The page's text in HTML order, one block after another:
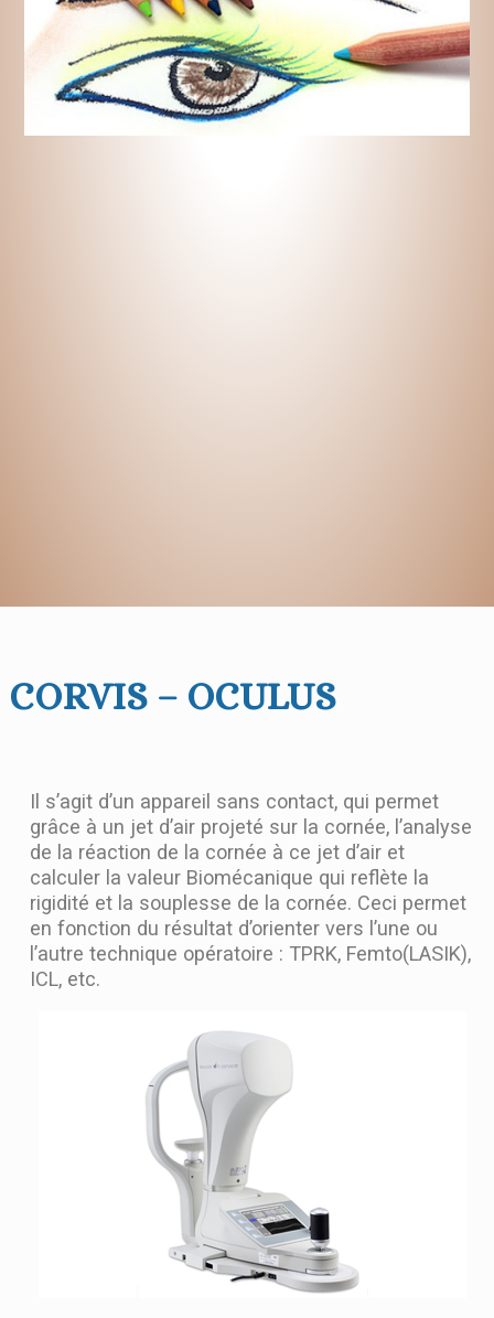
CORVIS – OCULUS
Il s’agit d’un appareil sans contact, qui permet
grâce à un jet d’air projeté sur la cornée, l’analyse
de la réaction de la cornée à ce jet d’air et
calculer la valeur Biomécanique qui reflète la
rigidité et la souplesse de la cornée. Ceci permet
en fonction du résultat d’orienter vers l’une ou
l’autre technique opératoire : TPRK, Femto(LASIK),
ICL, etc.